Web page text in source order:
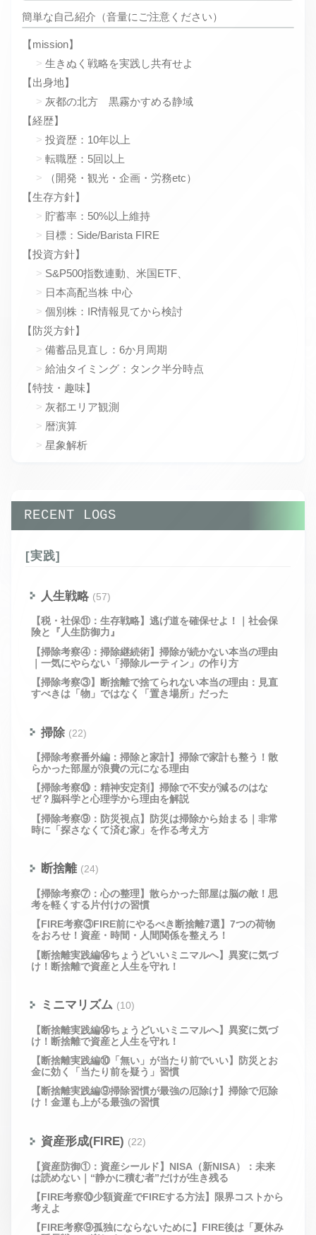
簡単な自己紹介（音量にご注意ください）
【mission】
生きぬく戦略を実践し共有せよ
【出身地】
灰都の北方 黒霧かすめる静域
【経歴】
投資歴：10年以上
転職歴：5回以上
（開発・観光・企画・労務etc）
【生存方針】
貯蓄率：50%以上維持
目標：Side/Barista FIRE
【投資方針】
S&P500指数連動、米国ETF、
日本高配当株 中心
個別株：IR情報見てから検討
【防災方針】
備蓄品見直し：6か月周期
給油タイミング：タンク半分時点
【特技・趣味】
灰都エリア観測
暦演算
星象解析
RECENT LOGS
[実践]
人生戦略 (57)
【税・社保⑪：生存戦略】逃げ道を確保せよ！｜社会保
険と『人生防御力』
【掃除考察④：掃除継続術】掃除が続かない本当の理由
｜一気にやらない「掃除ルーティン」の作り方
【掃除考察③】断捨離で捨てられない本当の理由：見直
すべきは「物」ではなく「置き場所」だった
掃除 (22)
【掃除考察番外編：掃除と家計】掃除で家計も整う！散
らかった部屋が浪費の元になる理由
【掃除考察⑩：精神安定剤】掃除で不安が減るのはな
ぜ？脳科学と心理学から理由を解説
【掃除考察⑨：防災視点】防災は掃除から始まる｜非常
時に「探さなくて済む家」を作る考え方
断捨離 (24)
【掃除考察⑦：心の整理】散らかった部屋は脳の敵！思
考を軽くする片付けの習慣
【FIRE考察③FIRE前にやるべき断捨離7選】7つの荷物
をおろせ！資産・時間・人間関係を整えろ！
【断捨離実践編⑭ちょうどいいミニマルへ】異変に気づ
け！断捨離で資産と人生を守れ！
ミニマリズム (10)
【断捨離実践編⑭ちょうどいいミニマルへ】異変に気づ
け！断捨離で資産と人生を守れ！
【断捨離実践編⑩「無い」が当たり前でいい】防災とお
金に効く「当たり前を疑う」習慣
【断捨離実践編⑨掃除習慣が最強の厄除け】掃除で厄除
け！金運も上がる最強の習慣
資産形成(FIRE) (22)
【資産防御①：資産シールド】NISA（新NISA）：未来
は読めない｜“静かに積む者”だけが生き残る
【FIRE考察⑩少額資産でFIREする方法】限界コストから
考えよ
【FIRE考察⑨孤独にならないために】FIRE後は「夏休み